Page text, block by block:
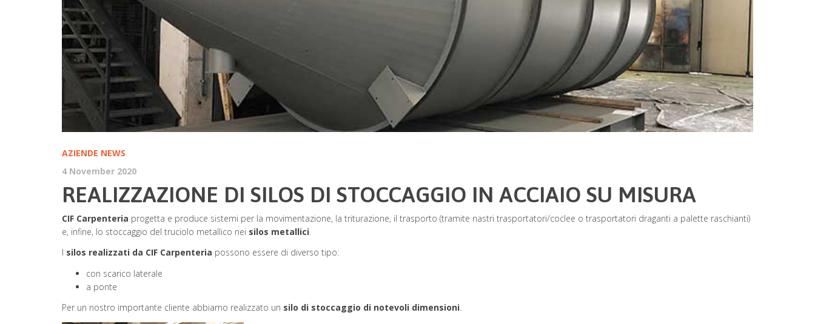
AZIENDE NEWS
4 November 2020
REALIZZAZIONE DI SILOS DI STOCCAGGIO IN ACCIAIO SU MISURA
CIF Carpenteria progetta e produce sistemi per la movimentazione, la triturazione, il trasporto (tramite nastri trasportatori/coclee o trasportatori draganti a palette raschianti)
e, infine, lo stoccaggio del truciolo metallico nei silos metallici
I silos realizzati da CIF Carpenteria possono essere di diverso tipo:
con scarico laterale
a ponte
Per un nostro importante cliente abbiamo realizzato un silo di stoccaggio di notevoli dimensioni.